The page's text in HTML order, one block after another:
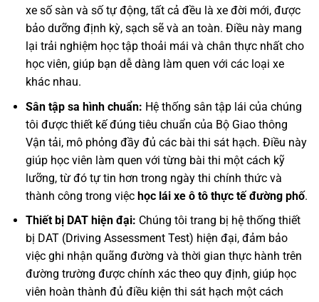
xe số sàn và số tự động, tất cả đều là xe đời mới, được
bảo dưỡng định kỳ, sạch sẽ và an toàn. Điều này mang
lại trải nghiệm học tập thoải mái và chân thực nhất cho
học viên, giúp bạn dễ dàng làm quen với các loại xe
khác nhau.
Sân tập sa hình chuẩn: Hệ thống sân tập lái của chúng
tôi được thiết kế đúng tiêu chuẩn của Bộ Giao thông
Vận tải, mô phỏng đầy đủ các bài thi sát hạch. Điều này
giúp học viên làm quen với từng bài thi một cách kỹ
lưỡng, từ đó tự tin hơn trong ngày thi chính thức và
thành công trong việc học lái xe ô tô thực tế đường phố.
Thiết bị DAT hiện đại: Chúng tôi trang bị hệ thống thiết
bị DAT (Driving Assessment Test) hiện đại, đảm bảo
việc ghi nhận quãng đường và thời gian thực hành trên
đường trường được chính xác theo quy định, giúp học
viên hoàn thành đủ điều kiện thi sát hạch một cách